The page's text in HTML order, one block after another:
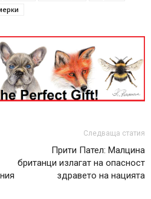
Следваща статия
Прити Пател: Малцина
британци излагат на опасност
здравето на нацията